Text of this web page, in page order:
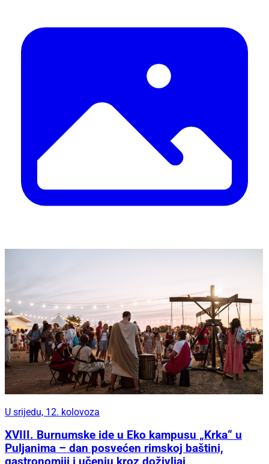
U srijedu, 12. kolovoza
XVIII. Burnumske ide u Eko kampusu „Krka“ u
Puljanima – dan posvećen rimskoj baštini,